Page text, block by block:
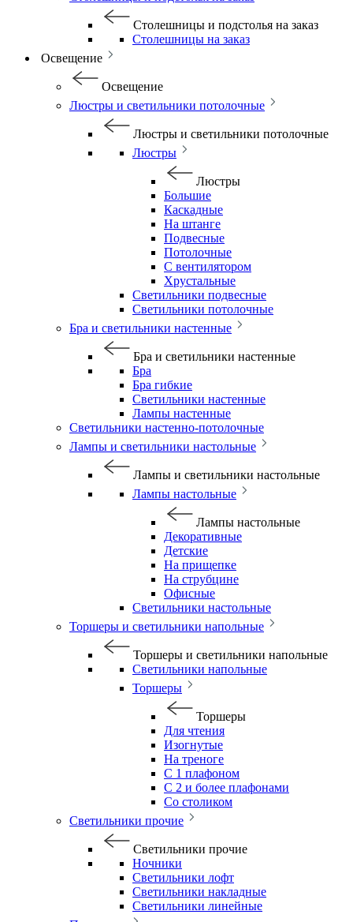
Столешницы и подстолья на заказ
Столешницы на заказ
Освещение
Освещение
Люстры и светильники потолочные
Люстры и светильники потолочные
Люстры
Люстры
Большие
Каскадные
На штанге
Подвесные
Потолочные
С вентилятором
Хрустальные
Светильники подвесные
Светильники потолочные
Бра и светильники настенные
Бра и светильники настенные
Бра
Бра гибкие
Светильники настенные
Лампы настенные
Светильники настенно-потолочные
Лампы и светильники настольные
Лампы и светильники настольные
Лампы настольные
Лампы настольные
Декоративные
Детские
На прищепке
На струбцине
Офисные
Светильники настольные
Торшеры и светильники напольные
Торшеры и светильники напольные
Светильники напольные
Торшеры
Торшеры
Для чтения
Изогнутые
На треноге
С 1 плафоном
С 2 и более плафонами
Со столиком
Светильники прочие
Светильники прочие
Ночники
Светильники лофт
Светильники накладные
Светильники линейные